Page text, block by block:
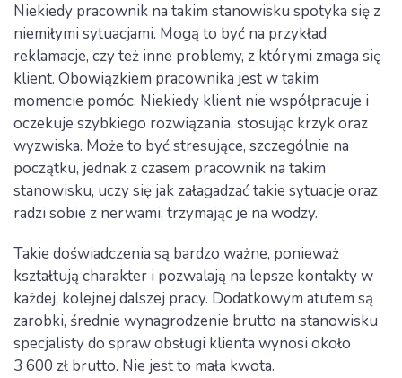
Niekiedy pracownik na takim stanowisku spotyka się z
niemiłymi sytuacjami. Mogą to być na przykład
reklamacje, czy też inne problemy, z którymi zmaga się
klient. Obowiązkiem pracownika jest w takim
momencie pomóc. Niekiedy klient nie współpracuje i
oczekuje szybkiego rozwiązania, stosując krzyk oraz
wyzwiska. Może to być stresujące, szczególnie na
początku, jednak z czasem pracownik na takim
stanowisku, uczy się jak załagadzać takie sytuacje oraz
radzi sobie z nerwami, trzymając je na wodzy.
Takie doświadczenia są bardzo ważne, ponieważ
kształtują charakter i pozwalają na lepsze kontakty w
każdej, kolejnej dalszej pracy. Dodatkowym atutem są
zarobki, średnie wynagrodzenie brutto na stanowisku
specjalisty do spraw obsługi klienta wynosi około
3 600 zł brutto. Nie jest to mała kwota.